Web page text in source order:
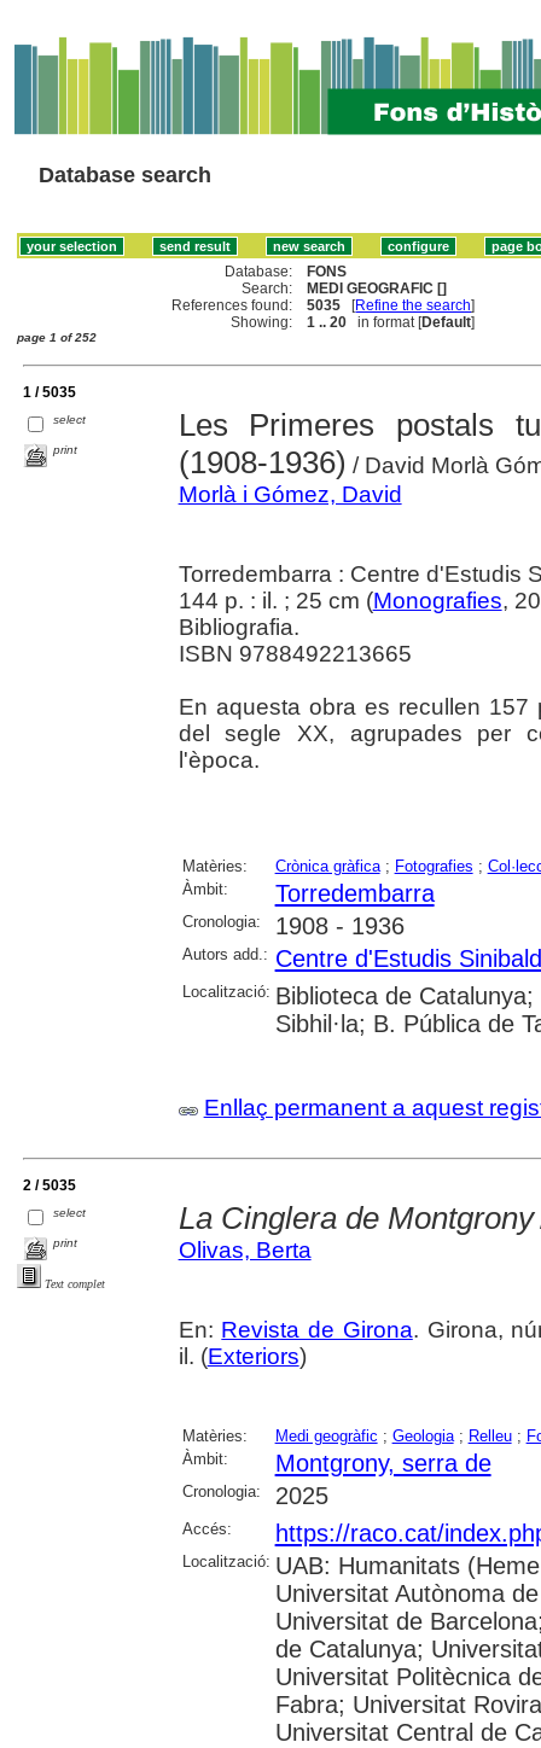
Database search
Database:
FONS
Search:
MEDI GEOGRAFIC []
References found:
5035 [Refine the search]
Showing:
1 .. 20 in format [Default]
page 1 of 252
1 / 5035
select
print
Les Primeres postals
(1908-1936) / David Morlà
Morlà i Gómez, David
Torredembarra : Centre d'Estudis
144 p. : il. ; 25 cm (Monografies,
Bibliografia.
ISBN 9788492213665
En aquesta obra es recullen 157
del segle XX, agrupades per
l'època.
Matèries: Crònica gràfica; Fotografies ;
Àmbit:
Torredembarra
Cronologia: 1908 - 1936
Autors add.: Centre d'Estudis
Localització: Biblioteca de
Sibhil·la; B. Pública de
Enllaç permanent a aquest
2 / 5035
select
print
Text complet
La Cinglera de Montgrony
Olivas, Berta
En: Revista de Girona. Girona,
il. (Exteriors)
Matèries: Medi geogràfic ; Geologia; Relleu;
Àmbit:
Montgrony, serra de
Cronologia: 2025
Accés: https://raco.cat/
Localització: UAB: Humanitats
Universitat Autònoma
Universitat de
de Catalunya;
Universitat Politècnica
Fabra; Universitat
Universitat Central de